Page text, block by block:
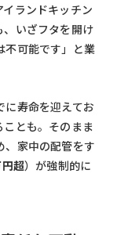
イランドキッチン
、いざフタを開け
不可能です」と業
に寿命を迎えてお
とも。そのまま
、家中の配管をす
超）が強制的に